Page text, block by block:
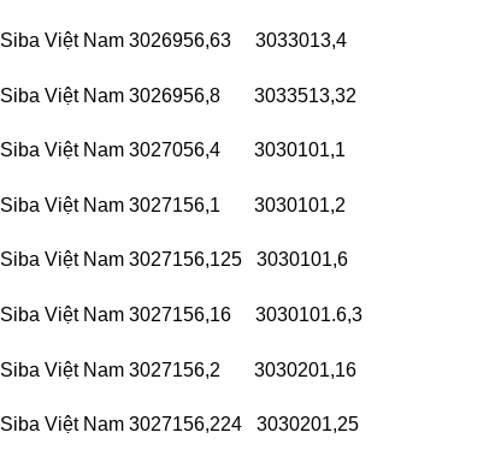
Siba Việt Nam 3026956,63 3033013,4
Siba Việt Nam 3026956,8 3033513,32
Siba Việt Nam 3027056,4 3030101,1
Siba Việt Nam 3027156,1 3030101,2
Siba Việt Nam 3027156,125 3030101,6
Siba Việt Nam 3027156,16 3030101.6,3
Siba Việt Nam 3027156,2 3030201,16
Siba Việt Nam 3027156,224 3030201,25